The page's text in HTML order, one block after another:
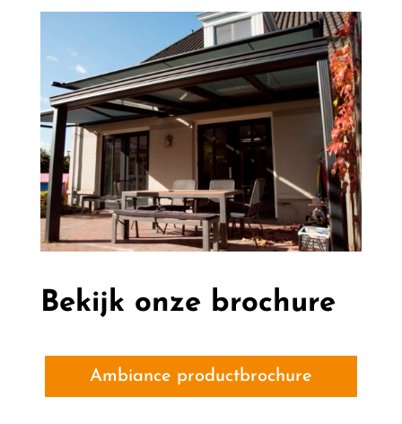
Bekijk onze brochure
Ambiance productbrochure